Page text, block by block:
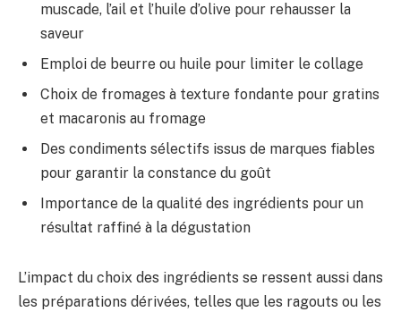
muscade, l’ail et l’huile d’olive pour rehausser la
saveur
Emploi de beurre ou huile pour limiter le collage
Choix de fromages à texture fondante pour gratins
et macaronis au fromage
Des condiments sélectifs issus de marques fiables
pour garantir la constance du goût
Importance de la qualité des ingrédients pour un
résultat raffiné à la dégustation
L’impact du choix des ingrédients se ressent aussi dans
les préparations dérivées, telles que les ragouts ou les